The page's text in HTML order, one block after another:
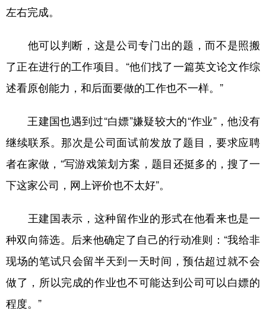
左右完成。
他可以判断，这是公司专门出的题，而不是照搬
了正在进行的工作项目。“他们找了一篇英文论文作综
述看原创能力，和后面要做的工作也不一样。”
王建国也遇到过“白嫖”嫌疑较大的“作业”，他没有
继续联系。那次是公司面试前发放了题目，要求应聘
者在家做，“写游戏策划方案，题目还挺多的，搜了一
下这家公司，网上评价也不太好”。
王建国表示，这种留作业的形式在他看来也是一
种双向筛选。后来他确定了自己的行动准则：“我给非
现场的笔试只会留半天到一天时间，预估超过就不会
做了，所以完成的作业也不可能达到公司可以白嫖的
程度。”